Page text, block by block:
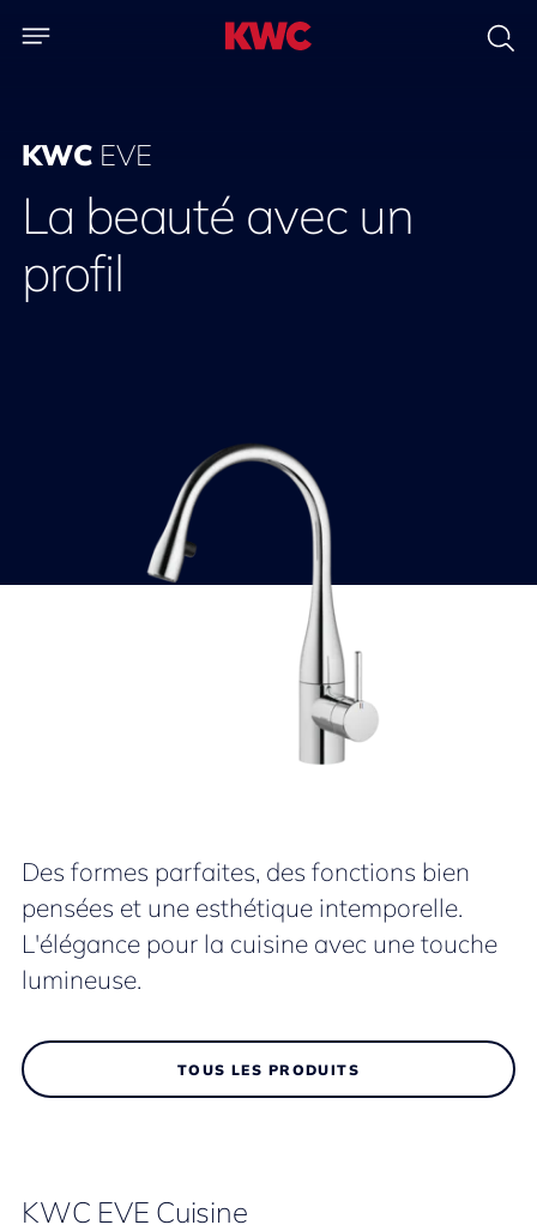
KWC EVE
La beauté avec un
profil
Des formes parfaites, des fonctions bien
pensées et une esthétique intemporelle.
L'élégance pour la cuisine avec une touche
lumineuse.
TOUS LES PRODUITS
KWC EVE Cuisine